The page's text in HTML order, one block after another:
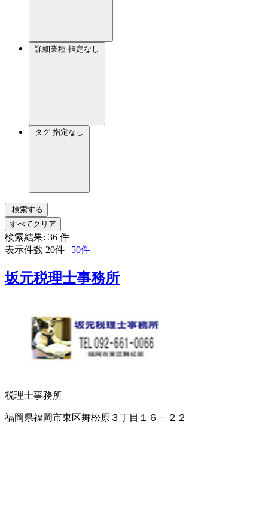
詳細業種 指定なし
タグ 指定なし
検索する
すべてクリア
検索結果: 36 件
表示件数 20件 | 50件
坂元税理士事務所
税理士事務所
福岡県福岡市東区舞松原３丁目１６－２２